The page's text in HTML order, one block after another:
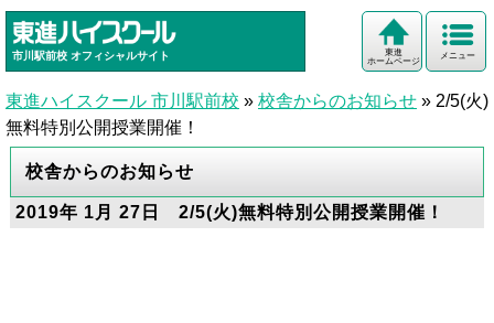
市川駅前校 オフィシャルサイト メニュー
東進
ホームページ
東進ハイスクール 市川駅前校 » 校舎からのお知らせ » 2/5(火)
無料特別公開授業開催！
校舎からのお知らせ
2019年 1月 27日 2/5(火)無料特別公開授業開催！